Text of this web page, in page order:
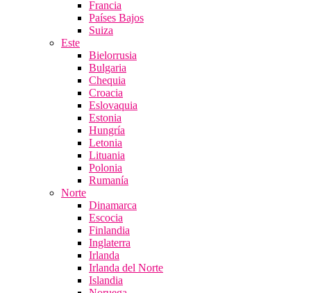
Francia
Países Bajos
Suiza
Este
Bielorrusia
Bulgaria
Chequia
Croacia
Eslovaquia
Estonia
Hungría
Letonia
Lituania
Polonia
Rumanía
Norte
Dinamarca
Escocia
Finlandia
Inglaterra
Irlanda
Irlanda del Norte
Islandia